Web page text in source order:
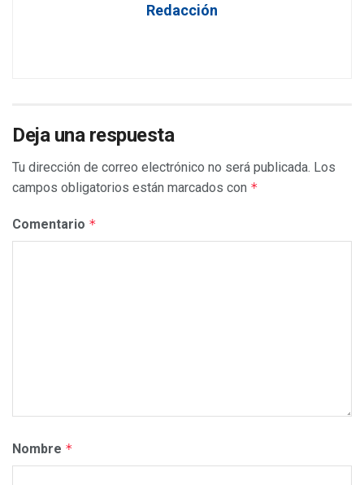
Redacción
Deja una respuesta
Tu dirección de correo electrónico no será publicada. Los
campos obligatorios están marcados con *
Comentario *
Nombre *